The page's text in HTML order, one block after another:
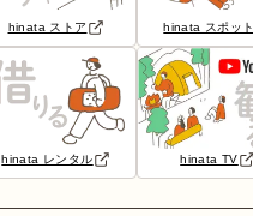
hinata ストア hinata スポット
hinata レンタル hinata TV